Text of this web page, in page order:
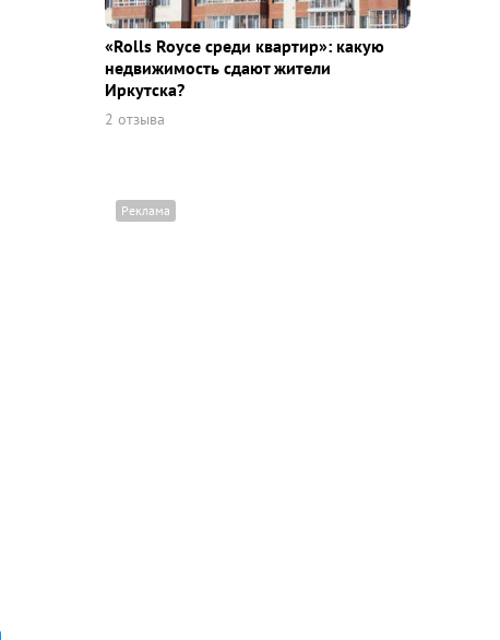
«Rolls Royce среди квaртир»: какую
недвижимость сдают жители
Иркутска?
2 отзыва